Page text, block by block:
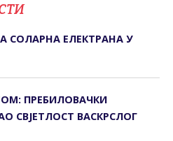
СОЛАРНА ЕЛЕКТРАНА У
ПРЕБИЛОВАЧКИ
СВЈЕТЛОСТ ВАСКРСЛОГ